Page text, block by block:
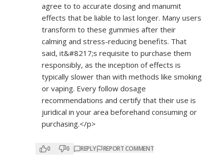
agree to to accurate dosing and manumit
effects that be liable to last longer. Many users
transform to these gummies after their
calming and stress-reducing benefits. That
said, it&#8217;s requisite to purchase them
responsibly, as the inception of effects is
typically slower than with methods like smoking
or vaping. Every follow dosage
recommendations and certify that their use is
juridical in your area beforehand consuming or
purchasing.</p>
0 0 REPLY REPORT COMMENT